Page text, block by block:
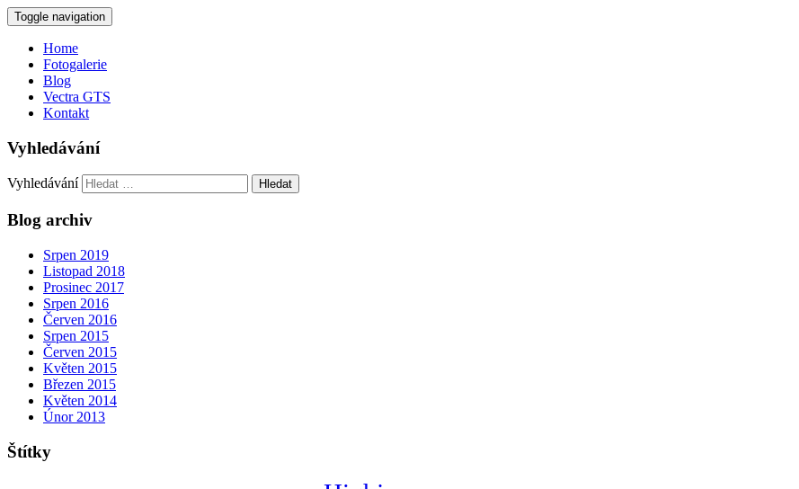
Toggle navigation
Home
Fotogalerie
Blog
Vectra GTS
Kontakt
Vyhledávání
Vyhledávání
Blog archiv
Srpen 2019
Listopad 2018
Prosinec 2017
Srpen 2016
Červen 2016
Srpen 2015
Červen 2015
Květen 2015
Březen 2015
Květen 2014
Únor 2013
Štítky